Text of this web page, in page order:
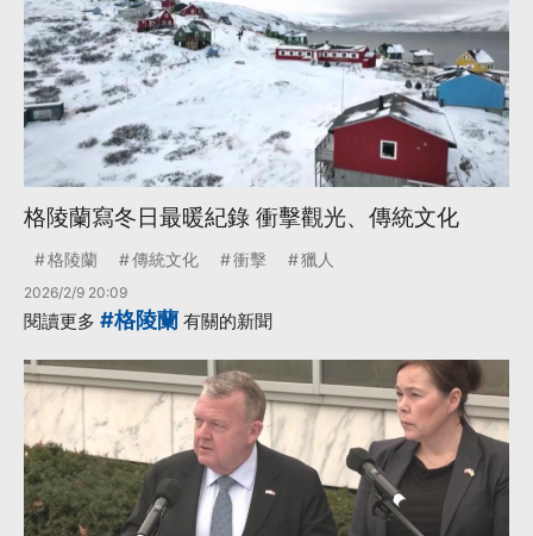
格陵蘭寫冬日最暖紀錄 衝擊觀光、傳統文化
格陵蘭 傳統文化 衝擊 獵人
2026/2/9 20:09
閱讀更多 #格陵蘭 有關的新聞